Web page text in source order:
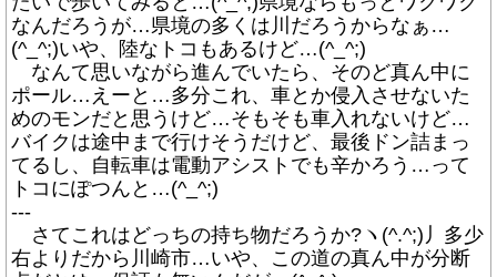
なんだろうが…県境の多くは川だろうからなぁ…
(^_^;)いや、陸なトコもあるけど…(^_^;)
なんて思いながら進んでいたら、そのど真ん中に
ポール…えーと…多分これ、車とか侵入させないた
めのモンだと思うけど…そもそも車入れないけど…
バイクは途中まで行けそうだけど、最後ドン詰まっ
てるし、自転車は電動アシストでも辛かろう…って
トコにぽつんと…(^_^;)
---
さてこれはどっちの持ち物だろうか?ヽ(^.^;)丿多少
右よりだから川崎市…いや、この道の真ん中が分断